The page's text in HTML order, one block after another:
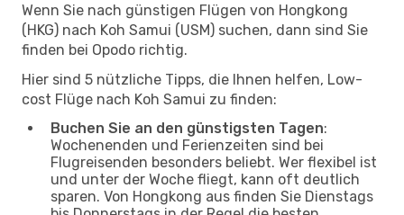
Wenn Sie nach günstigen Flügen von Hongkong
(HKG) nach Koh Samui (USM) suchen, dann sind Sie
finden bei Opodo richtig.
Hier sind 5 nützliche Tipps, die Ihnen helfen, Low-
cost Flüge nach Koh Samui zu finden:
Buchen Sie an den günstigsten Tagen:
Wochenenden und Ferienzeiten sind bei
Flugreisenden besonders beliebt. Wer flexibel ist
und unter der Woche fliegt, kann oft deutlich
sparen. Von Hongkong aus finden Sie Dienstags